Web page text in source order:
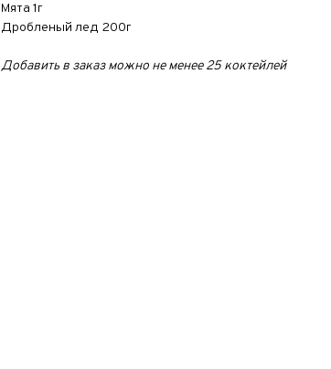
Мята 1г
Дробленый лед 200г
Добавить в заказ можно не менее 25 коктейлей